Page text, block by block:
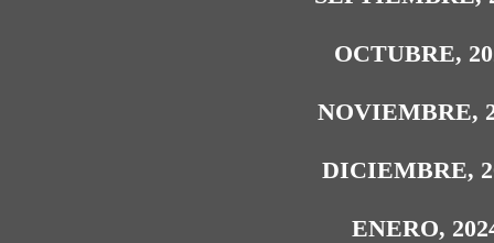
OCTUBRE,
NOVIEMBRE,
DICIEMBRE,
ENERO,